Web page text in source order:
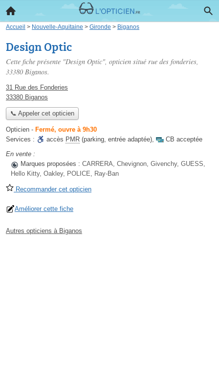
Accueil > Nouvelle-Aquitaine > Gironde > Biganos
Design Optic
Cette fiche présente "Design Optic", opticien situé rue des fonderies,
33380 Biganos.
31 Rue des Fonderies
33380 Biganos
📞 Appeler cet opticien
Opticien - Fermé, ouvre à 9h30
Services :
accès PMR (parking, entrée adaptée),
CB acceptée
En vente :
Marques proposées : CARRERA, Chevignon, Givenchy, GUESS,
Hello Kitty, Oakley, POLICE, Ray-Ban
Recommander cet opticien
Améliorer cette fiche
Autres opticiens à Biganos